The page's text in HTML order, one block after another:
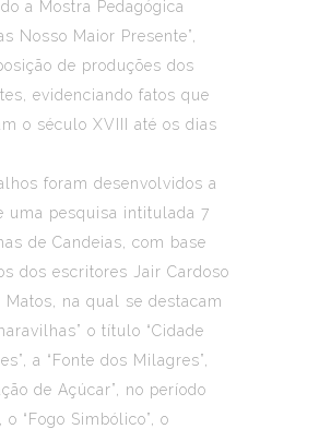
a Mostra Pedagógica
Nosso Maior Presente”,
de produções dos
evidenciando fatos que
o século XVIII até os dias
foram desenvolvidos a
uma pesquisa intitulada 7
de Candeias, com base
dos escritores Jair Cardoso
Matos, na qual se destacam
o título “Cidade
a “Fonte dos Milagres”,
de Açúcar”, no período
“Fogo Simbólico”, o